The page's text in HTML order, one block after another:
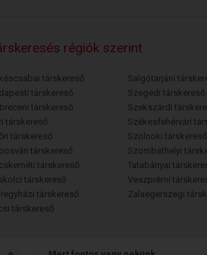
régiók szerint
társkereső
társkereső
társkereső
társkereső
társkereső
társkereső
társkereső
társkereső
társkereső
társkereső
Salgótarjáni
Szegedi társkereső
Szekszárdi
Székesfehérvári
Szolnoki társkereső
Szombathelyi
Tatabányai
Veszprémi
Zalaegerszegi